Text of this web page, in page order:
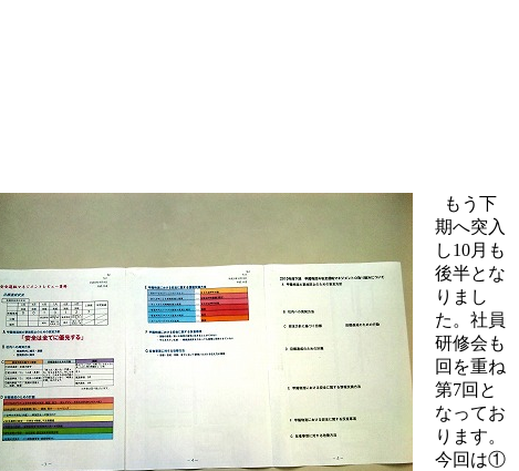
もう下
期へ突入
し10月も
後半とな
りまし
た。社員
研修会も
回を重ね
第7回と
なってお
ります。
今回は①